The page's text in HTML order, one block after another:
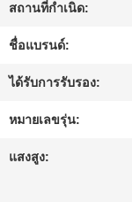
โรงงาน
การ
ควบคุม
คุณภาพ
สถานที่กำเนิด:
ชื่อแบรนด์:
ได้รับการรับรอง:
หมายเลขรุ่น:
แสงสูง: